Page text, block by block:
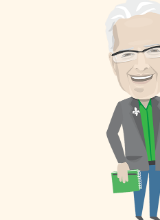
audios en anglais et en français
de l’ouvrage. C’est l’occasion de
revenir sur le livre et les
expériences propres à la nation
métisse qui y sont décrites,
mais aussi sur les relations
entre les Métis et la population
autobiographique Halfbreed est
un récit autobiographique dans
lequel Maria Campbell revient